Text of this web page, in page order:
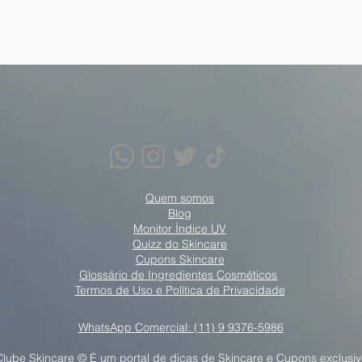
Quem somos
Blog
Monitor Índice UV
Quizz do Skincare
Cupons Skincare
Glossário de Ingredientes Cosméticos
Termos de Uso e Política de Privacidade
WhatsApp Comercial: (11) 9 9376-5986
Skincare © É um portal de dicas de Skincare e Cupons